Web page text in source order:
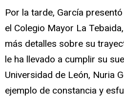
Por la tarde, García
el Colegio Mayor La
más detalles sobre su
le ha llevado a cumplir su
Universidad de León, Nuria
ejemplo de constancia y